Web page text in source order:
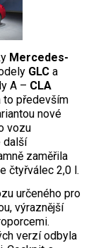
Mercedes-
GLC a
A – CLA
to především
nové
vozu
další
zaměřila
čtyřválec 2,0 l.
určeného pro
výraznější
verzí odbyla